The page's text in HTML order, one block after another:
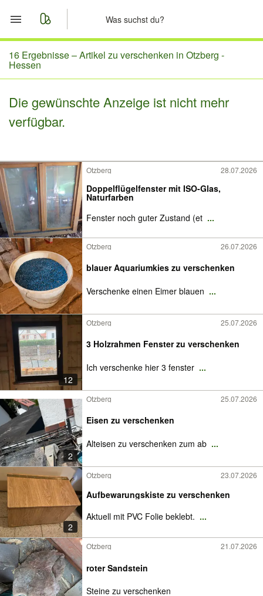
Start
Merkliste
Nachrichten
16 Ergebnisse –Artikel zu verschenken in Otzberg -
Hessen
Die gewünschte Anzeige ist nicht mehr
verfügbar.
Otzberg 28.07.2026
Doppelflügelfenster mit ISO-Glas,
Naturfarben
Fenster noch guter Zustand (et ...
Otzberg 26.07.2026
blauer Aquariumkies zu verschenken
Verschenke einen Eimer blauen ...
12
Otzberg 25.07.2026
3 Holzrahmen Fenster zu verschenken
Ich verschenke hier 3 fenster ...
2
Otzberg 25.07.2026
Eisen zu verschenken
Alteisen zu verschenken zum ab ...
2
Otzberg 23.07.2026
Aufbewarungskiste zu verschenken
Aktuell mit PVC Folie beklebt. ...
Otzberg 21.07.2026
roter Sandstein
Steine zu verschenken